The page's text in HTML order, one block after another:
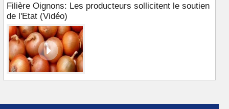
Filière Oignons: Les producteurs sollicitent le soutien
de l'Etat (Vidéo)